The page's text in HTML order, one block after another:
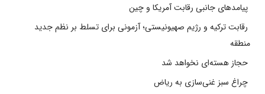
پیامدهای جانبی رقابت آمریکا و چین
رقابت ترکیه و رژیم صهیونیستی؛ آزمونی برای تسلط بر نظم جدید
منطقه
حجاز هسته‌ای نخواهد شد
چراغ سبز غنی‌سازی به ریاض